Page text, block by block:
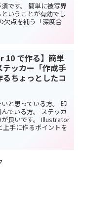
です。 簡単に被写界
いうことが有効でし
欠点を補う「深度合
10 で作る】簡単
テッカー「作成手
ちょっとしたコ
と思っている方。 印
でいる方。 ステッカ
良いです。 Illustrator
上手に作るポイントを